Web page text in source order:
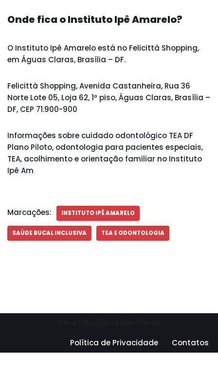
Onde fica o Instituto Ipê Amarelo?
O Instituto Ipê Amarelo está no Felicittà Shopping,
em Águas Claras, Brasília – DF.
Felicittà Shopping, Avenida Castanheira, Rua 36
Norte Lote 05, Loja 62, 1º piso, Águas Claras, Brasília –
DF, CEP 71.900-900
Informações sobre cuidado odontológico TEA DF
Plano Piloto, odontologia para pacientes especiais,
TEA, acolhimento e orientação familiar no Instituto
Ipê Am
Marcações: INSTITUTO IPÊ AMARELO
SAÚDE BUCAL INCLUSIVA TEA E ODONTOLOGIA
Política de Privacidade
Contatos